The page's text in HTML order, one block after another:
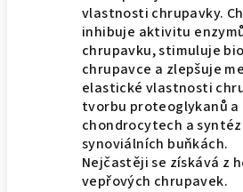
vlastnosti chrupavky.
inhibuje aktivitu
chrupavku, stimuluje
chrupavce a zlepšuje
elastické vlastnosti
tvorbu proteoglykanů a
chondrocytech a
synoviálních buňkách.
Nejčastěji se získává z
vepřových chrupavek.